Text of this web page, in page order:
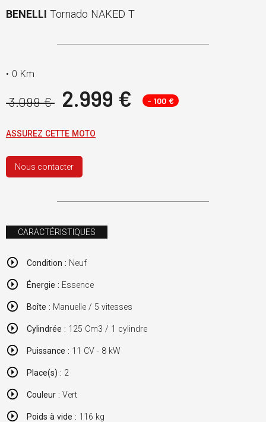
BENELLI Tornado NAKED T
• 0 Km
3.099 € 2.999 € - 100 €
ASSUREZ CETTE MOTO
Nous contacter
CARACTÉRISTIQUES
Condition : Neuf
Énergie : Essence
Boîte : Manuelle / 5 vitesses
Cylindrée : 125 Cm3 / 1 cylindre
Puissance : 11 CV - 8 kW
Place(s) : 2
Couleur : Vert
Poids à vide : 116 kg